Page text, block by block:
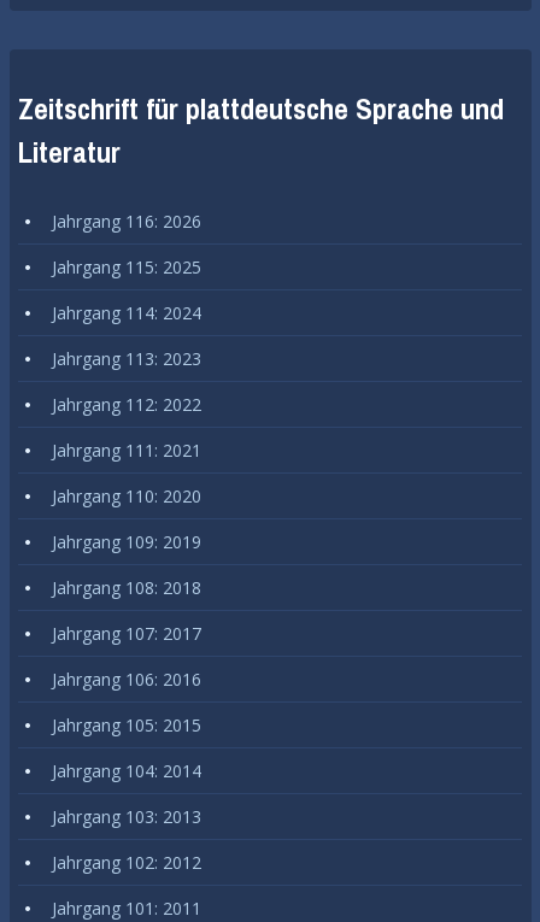
Zeitschrift für plattdeutsche Sprache und
Literatur
Jahrgang 116: 2026
Jahrgang 115: 2025
Jahrgang 114: 2024
Jahrgang 113: 2023
Jahrgang 112: 2022
Jahrgang 111: 2021
Jahrgang 110: 2020
Jahrgang 109: 2019
Jahrgang 108: 2018
Jahrgang 107: 2017
Jahrgang 106: 2016
Jahrgang 105: 2015
Jahrgang 104: 2014
Jahrgang 103: 2013
Jahrgang 102: 2012
Jahrgang 101: 2011